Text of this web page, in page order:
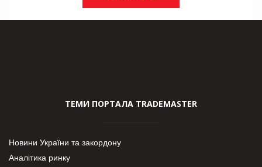
ТЕМИ ПОРТАЛА TRADEMASTER
Новини України та закордону
Аналітика ринку